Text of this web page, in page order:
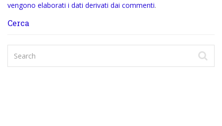
vengono elaborati i dati derivati dai commenti.
Cerca